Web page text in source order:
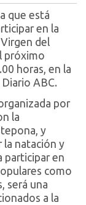
que está
en la
del
próximo
horas, en la
ABC.
por
la
y
natación y
participar en
como
será una
a la